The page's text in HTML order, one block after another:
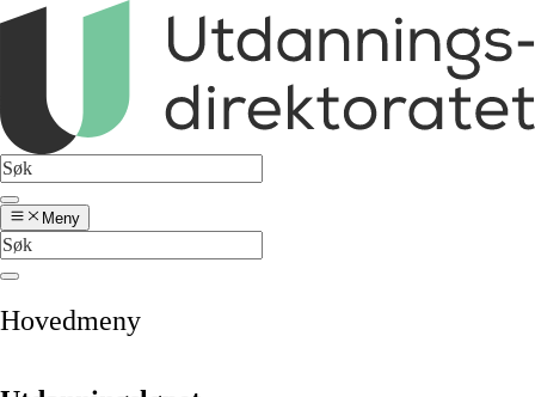
Meny
Hovedmeny